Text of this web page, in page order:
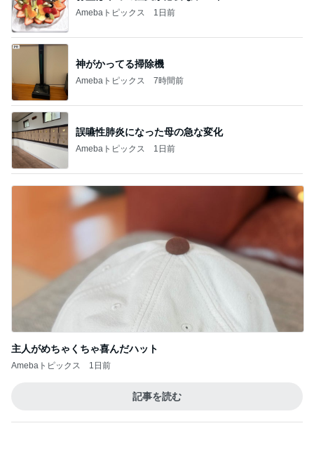
Amebaトピックス 7時間前
誤嚥性肺炎になった母の急な変化
Amebaトピックス 1日前
主人がめちゃくちゃ喜んだハット
Amebaトピックス
記事を読む